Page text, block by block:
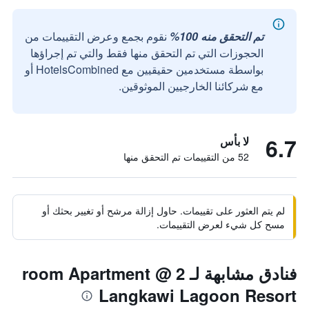
تم التحقق منه 100%
نقوم بجمع وعرض التقييمات من
الحجوزات التي تم التحقق منها فقط والتي تم إجراؤها
بواسطة مستخدمين حقيقيين مع HotelsCombined أو
مع شركائنا الخارجيين الموثوقين.
6.7 لا بأس
52 من التقييمات تم التحقق منها
لم يتم العثور على تقييمات. حاول إزالة مرشح أو تغيير بحثك أو
مسح كل شيء لعرض التقييمات.
فنادق مشابهة لـ 2 room Apartment @
Langkawi Lagoon Resort